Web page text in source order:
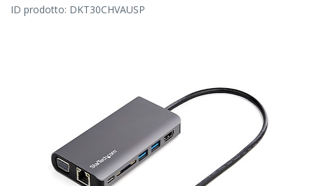
ID prodotto: DKT30CHVAUSP